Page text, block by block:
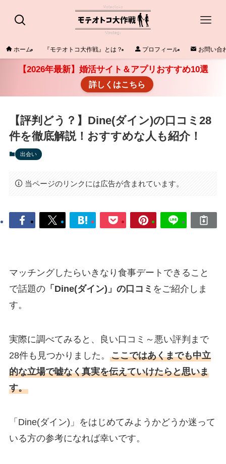
ホーム 『モテオトコ大作戦』とは？ プロフィール お問い合
【2026年最新】婚活サイト＆アプリおすすめ10選
詳しくはこちら
【評判どう？】Dine(ダイン)の口コミ28
件を徹底解説！おすすめな人も紹介！
出会い
当ページのリンクには広告が含まれています。
マッチングしたらいきなり食事デートできること
で話題の「Dine(ダイン)」の口コミ をご紹介しま
す。
実際に調べてみると、良い口コミ～悪い評判まで
28件も見つかりました。 ここではあくまでも中立
的な立場で嘘なく真実を伝えていけたらと思いま
す。
「Dine(ダイン)」をはじめてみようかどうか迷って
いる方の参考になれば幸いです。